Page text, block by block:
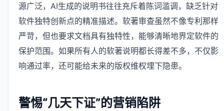
源广泛，AI生成的说明书往往充斥着陈词滥调，缺乏针对
软件独特创新点的精准描述。软著审查虽然不像专利那样
严苛，但也要求文档具有独特性，能够清晰地界定软件的
保护范围。如果所有人的软著说明都长得差不多，不仅影
响通过率，还可能给未来的版权维权埋下隐患。
警惕“几天下证”的营销陷阱